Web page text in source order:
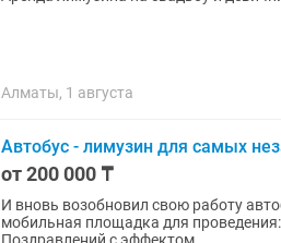
Алматы, 1 августа
Автобус - лимузин для самых
от 200 000 ₸
И вновь возобновил свою работу
мобильная площадка для